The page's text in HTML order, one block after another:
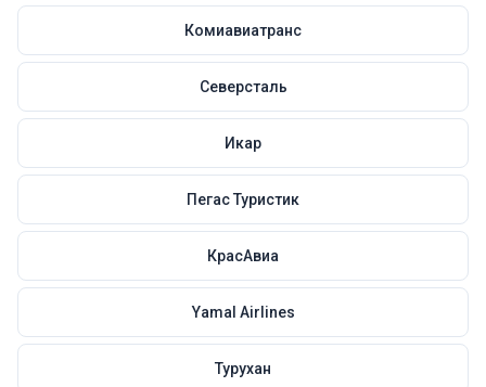
Комиавиатранс
Северсталь
Икар
Пегас Туристик
КрасАвиа
Yamal Airlines
Турухан